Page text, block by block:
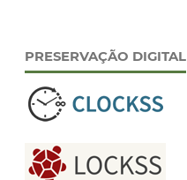
PRESERVAÇÃO DIGITAL